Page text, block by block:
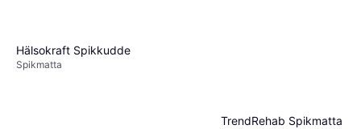
Hälsokraft Spikkudde
Spikmatta
TrendRehab Spikmatta